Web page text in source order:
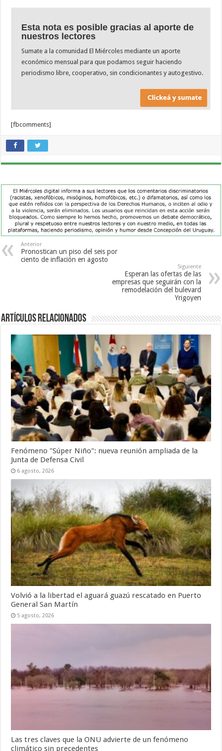
Esta nota es posible gracias al aporte de
nuestros lectores
Sumate a la comunidad El Miércoles mediante un aporte
económico mensual para que podamos seguir haciendo
periodismo libre, cooperativo, sin condicionantes y autogestivo.
[fbcomments]
Anterior
Pronostican un piso del seis por
ciento de inflación en agosto
Siguiente
Esperan las ofertas de las
empresas que seguirán con la
remodelación del bulevard
Yrigoyen
Artículos Relacionados
Fenómeno "Súper Niño": nueva reunión ampliada de la
Junta de Defensa Civil
6 agosto, 2026
Volvió a la libertad el aguará guazú rescatado en Puerto
General San Martín
5 agosto, 2026
Las tres claves que la ONU advierte de un fenómeno
climático sin precedentes